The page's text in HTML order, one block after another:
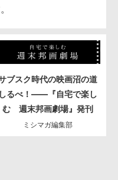
ブスク時代の映画沼の道
しるべ！――『自宅で楽し
む 週末邦画劇場』発刊
ミシマガ編集部